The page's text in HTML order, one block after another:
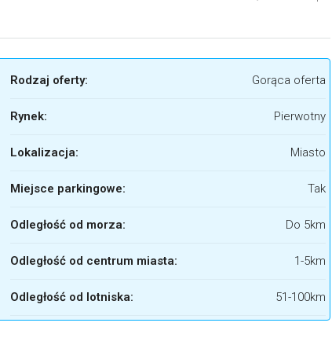
Rodzaj oferty: Gorąca oferta
Rynek: Pierwotny
Lokalizacja: Miasto
Miejsce parkingowe: Tak
Odległość od morza: Do 5km
Odległość od centrum miasta: 1-5km
Odległość od lotniska: 51-100km